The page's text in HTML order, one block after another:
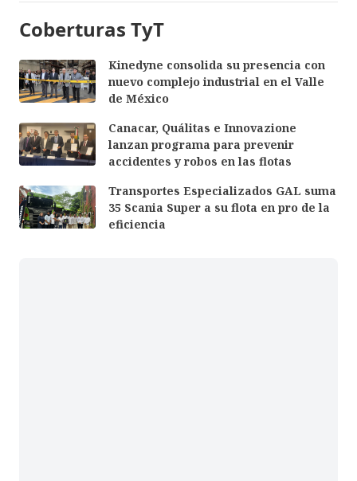
Coberturas TyT
Kinedyne consolida su presencia con
nuevo complejo industrial en el Valle
de México
Canacar, Quálitas e Innovazione
lanzan programa para prevenir
accidentes y robos en las flotas
Transportes Especializados GAL suma
35 Scania Super a su flota en pro de la
eficiencia